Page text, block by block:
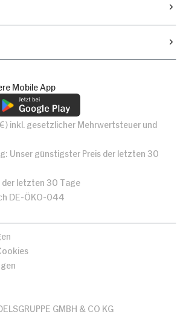
Mobile App
inkl. gesetzlicher Mehrwertsteuer und
Unser günstigster Preis der letzten 30
der letzten 30 Tage
DE-ÖKO-044
GMBH & CO KG